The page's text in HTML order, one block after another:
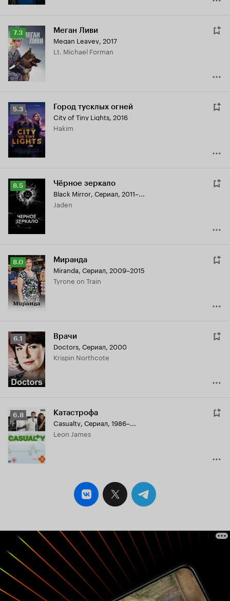
Рейтинг
Кинопоиска
7.3
7.3 Меган Ливи
Megan Leavey, 2017
Lt. Michael Forman
Рейтинг
Кинопоиска
5.3
5.3 Город тусклых огней
City of Tiny Lights, 2016
Hakim
Рейтинг
Кинопоиска
8.5
8.5 Чёрное зеркало
Black Mirror, Сериал, 2011–...
Jaden
Рейтинг
Кинопоиска
8.0
8.0 Миранда
Miranda, Сериал, 2009–2015
Tyrone on Train
Рейтинг
Кинопоиска
6.1
6.1 Врачи
Doctors, Сериал, 2000
Krispin Northcote
Рейтинг
Кинопоиска
6.8
6.8 Катастрофа
Casualty, Сериал, 1986–...
Leon James